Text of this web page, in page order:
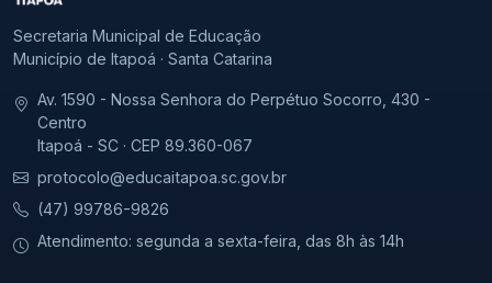
Secretaria Municipal de Educação
Município de Itapoá · Santa Catarina
Av. 1590 - Nossa Senhora do Perpétuo Socorro, 430 -
Centro
Itapoá - SC · CEP 89.360-067
protocolo@educaitapoa.sc.gov.br
(47) 99786-9826
Atendimento: segunda a sexta-feira, das 8h às 14h